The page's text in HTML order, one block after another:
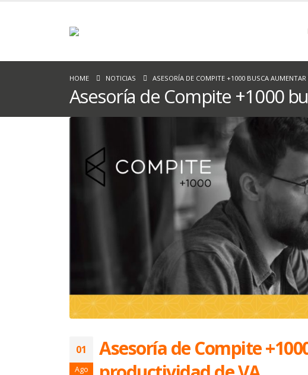
HOME NOTICIAS ASESORÍA DE COMPITE +1000 BUSCA
Asesoría de Compite +1000
01
Ago
Asesoría de Compite